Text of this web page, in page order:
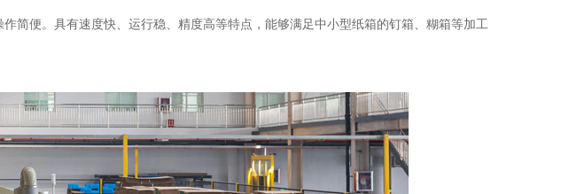
简便。具有速度快、运行稳、精度高等特点，能够满足中小型纸箱的钉箱、糊箱等加工